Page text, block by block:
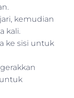
kemudian
kali.
ke sisi untuk